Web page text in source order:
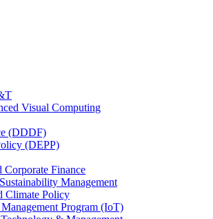
Visual Computing
(DDDF)
(DEPP)
Finance
Management
Climate Policy
Program (IoT)